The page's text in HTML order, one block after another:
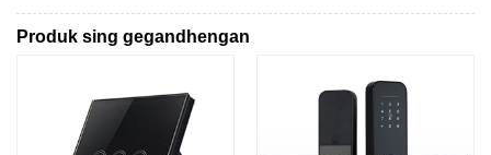
Produk sing gegandhengan